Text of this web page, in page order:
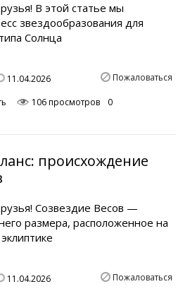
В этой статье мы
звездообразования для
Солнца
11.04.2026 Пожаловаться
106 просмотров 0
происхождение
Созвездие Весов —
размера, расположенное на
11.04.2026 Пожаловаться